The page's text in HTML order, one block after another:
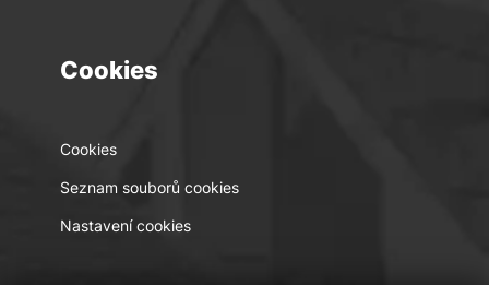
Cookies
Cookies
Seznam souborů cookies
Nastavení cookies